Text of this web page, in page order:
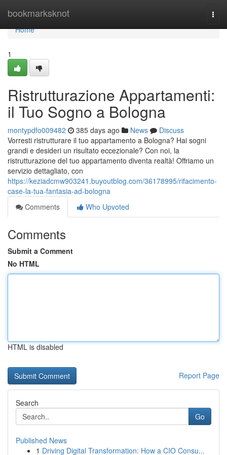
bookmarksknot
Home
Home
1
Ristrutturazione Appartamenti:
il Tuo Sogno a Bologna
montypdfo009482 385 days ago News
Discuss
Vorresti ristrutturare il tuo appartamento a Bologna? Hai sogni
grandi e desideri un risultato eccezionale? Con noi, la
ristrutturazione del tuo appartamento diventa realtà! Offriamo un
servizio dettagliato, con
https://keziadcmw903241.buyoutblog.com/36178995/rifacimento-
case-la-tua-fantasia-ad-bologna
Comments
Who Upvoted
Comments
Submit a Comment
No HTML
HTML is disabled
Report Page
Search
Go
Published News
1 Driving Digital Transformation: How a CIO Consu...